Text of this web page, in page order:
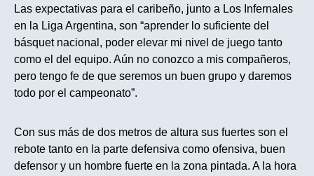
Las expectativas para el caribeño, junto a Los Infernales
en la Liga Argentina, son “aprender lo suficiente del
básquet nacional, poder elevar mi nivel de juego tanto
como el del equipo. Aún no conozco a mis compañeros,
pero tengo fe de que seremos un buen grupo y daremos
todo por el campeonato”.
Con sus más de dos metros de altura sus fuertes son el
rebote tanto en la parte defensiva como ofensiva, buen
defensor y un hombre fuerte en la zona pintada. A la hora